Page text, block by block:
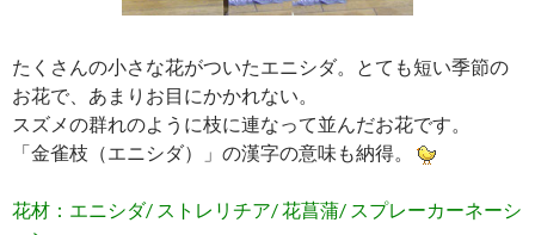
たくさんの小さな花がついたエニシダ。とても短い季節の
お花で、あまりお目にかかれない。
スズメの群れのように枝に連なって並んだお花です。
「金雀枝（エニシダ）」の漢字の意味も納得。
花材：エニシダ/ ストレリチア/ 花菖蒲/ スプレーカーネーシ